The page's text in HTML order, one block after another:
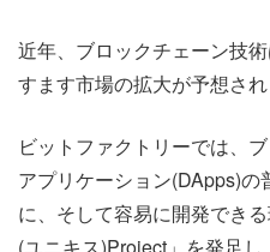
近年、ブロックチェーン技
すます市場の拡大が予想され
ビットファクトリーでは、
アプリケーション(DApps)
に、そして容易に開発でき